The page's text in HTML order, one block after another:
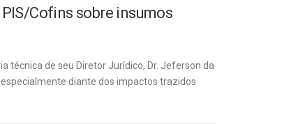
Cofins sobre insumos
técnica de seu Diretor Jurídico, Dr. Jeferson da
diante dos impactos trazidos